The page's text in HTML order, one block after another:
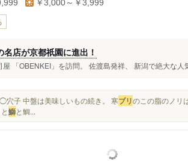
￥3,000～￥3,999
店が京都祇園に進出！
「OBENKEI」を訪問。 佐渡島発祥、 新潟で絶大な人
◯穴子 中盤は美味しいもの続き。 寒ブリのこの脂のノリ
鰤と鯛...